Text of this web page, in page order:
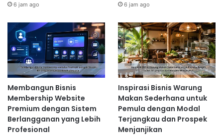
6 jam ago 6 jam ago
Membangun Bisnis
Membership Website
Premium dengan Sistem
Berlangganan yang Lebih
Profesional
Inspirasi Bisnis Warung
Makan Sederhana untuk
Pemula dengan Modal
Terjangkau dan Prospek
Menjanjikan